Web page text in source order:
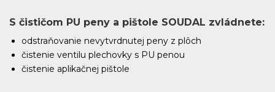
S čističom PU peny a pištole SOUDAL zvládnete:
odstraňovanie nevytvrdnutej peny z plôch
čistenie ventilu plechovky s PU penou
čistenie aplikačnej pištole